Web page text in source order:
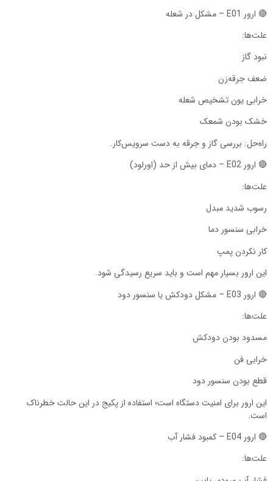
🔴 ارور E01 – مشکل در شعله
علت‌ها:
نبود گاز
ضعف جرقه‌زن
خرابی یون تشخیص شعله
خشک بودن شمعک
راه‌حل: بررسی گاز و جرقه به دست سرویس‌کار.
🔴 ارور E02 – دمای بیش از حد (اورلود)
علت‌ها:
رسوب شدید مبدل
خرابی سنسور دما
کار نکردن پمپ
این ارور بسیار مهم است و باید سریع رسیدگی شود.
🔴 ارور E03 – مشکل دودکش یا سنسور دود
علت‌ها:
مسدود بودن دودکش
خرابی فن
قطع بودن سنسور دود
این ارور برای امنیت دستگاه است؛ استفاده از پکیج در این حالت خطرناک
است.
🔴 ارور E04 – کمبود فشار آب
علت‌ها: